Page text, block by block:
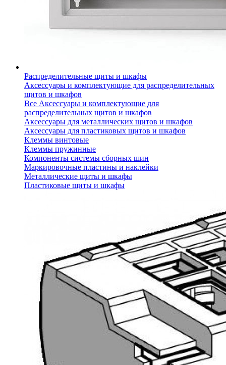
Распределительные щиты и шкафы
Аксессуары и комплектующие для распределительных
щитов и шкафов
Все Аксессуары и комплектующие для
распределительных щитов и шкафов
Аксессуары для металлических щитов и шкафов
Аксессуары для пластиковых щитов и шкафов
Клеммы винтовые
Клеммы пружинные
Компоненты системы сборных шин
Маркировочные пластины и наклейки
Металлические щиты и шкафы
Пластиковые щиты и шкафы